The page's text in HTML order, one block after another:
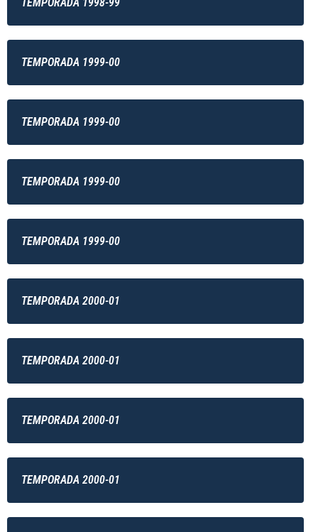
TEMPORADA 1999-00
TEMPORADA 1999-00
TEMPORADA 1999-00
TEMPORADA 1999-00
TEMPORADA 2000-01
TEMPORADA 2000-01
TEMPORADA 2000-01
TEMPORADA 2000-01